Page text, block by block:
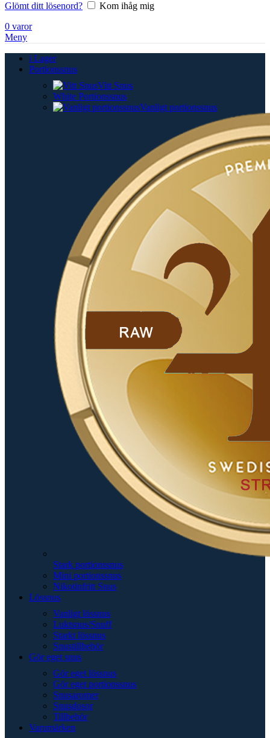
Glömt ditt lösenord?
Kom ihåg mig
0 varor
Meny
i Lager
Portionssnus
Vitt Snus
White Portionssnus
Vanligt portionssnus
Stark portionssnus
Mini portionssnus
Nikotinfritt Snus
Lössnus
Vanligt lössnus
Luktsnus/Snuff
Starkt lössnus
Snustillbehör
Gör eget snus
Gör eget lössnus
Gör eget portionssnus
Snusaromer
Snusdosor
Tillbehör
Varumärken